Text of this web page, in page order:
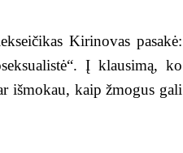
Kirinovas pasakė:
Į klausimą, ko
išmokau, kaip žmogus gali